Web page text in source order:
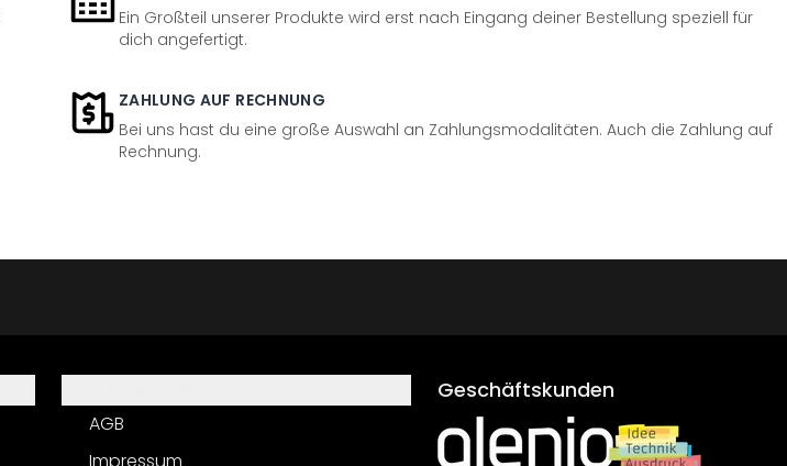
Ein Großteil unserer Produkte wird erst nach Eingang deiner Bestellung speziell für
dich angefertigt.
ZAHLUNG AUF RECHNUNG
Bei uns hast du eine große Auswahl an Zahlungsmodalitäten. Auch die Zahlung auf
Rechnung.
AGB
Geschäftskunden